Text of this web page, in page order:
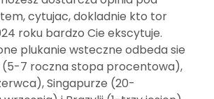
cytujac, dokladnie kto tor
roku bardzo Cie ekscytuje.
plukanie wsteczne odbeda sie
(5-7 roczna stopa procentowa),
Singapurze (20-